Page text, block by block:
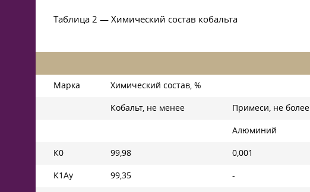
Таблица 2 — Химический состав кобальта
Марка Химический состав, %
Кобальт, не менее Примеси, не более
Алюминий
К0 99,98 0,001
К1Ау 99,35 -